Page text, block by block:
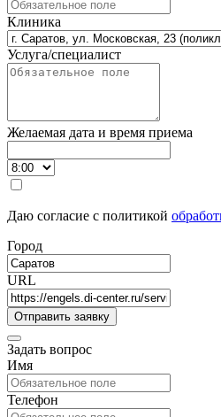
Клиника
Услуга/специалист
Желаемая дата и время приема
Даю согласие с политикой
Город
URL
Задать вопрос
Имя
Телефон